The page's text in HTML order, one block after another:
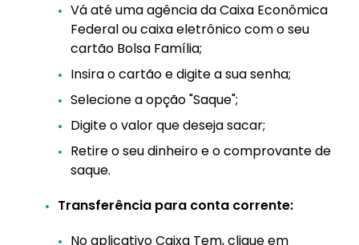
Vá até uma agência da Caixa Econômica
Federal ou caixa eletrônico com o seu
cartão Bolsa Família;
Insira o cartão e digite a sua senha;
Selecione a opção "Saque";
Digite o valor que deseja sacar;
Retire o seu dinheiro e o comprovante de
saque.
Transferência para conta corrente:
No aplicativo Caixa Tem, clique em